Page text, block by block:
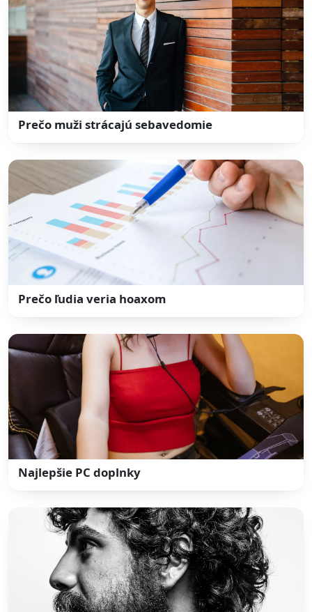
Prečo muži strácajú sebavedomie
Prečo ľudia veria hoaxom
Najlepšie PC doplnky